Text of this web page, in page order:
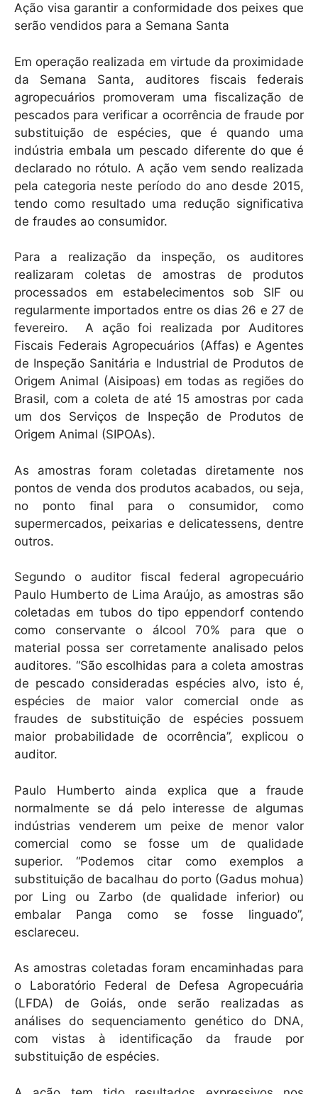
at
A
p
p
c
e
b
o
o
k
ai
Ação visa garantir a conformidade dos peixes que
serão vendidos para a Semana Santa
Em operação realizada em virtude da proximidade
da Semana Santa, auditores fiscais federais
agropecuários promoveram uma fiscalização de
pescados para verificar a ocorrência de fraude por
substituição de espécies, que é quando uma
indústria embala um pescado diferente do que é
declarado no rótulo. A ação vem sendo realizada
pela categoria neste período do ano desde 2015,
tendo como resultado uma redução significativa
de fraudes ao consumidor.
Para a realização da inspeção, os auditores
realizaram coletas de amostras de produtos
processados em estabelecimentos sob SIF ou
regularmente importados entre os dias 26 e 27 de
fevereiro. A ação foi realizada por Auditores
Fiscais Federais Agropecuários (Affas) e Agentes
de Inspeção Sanitária e Industrial de Produtos de
Origem Animal (Aisipoas) em todas as regiões do
Brasil, com a coleta de até 15 amostras por cada
um dos Serviços de Inspeção de Produtos de
Origem Animal (SIPOAs).
As amostras foram coletadas diretamente nos
pontos de venda dos produtos acabados, ou seja,
no ponto final para o consumidor, como
supermercados, peixarias e delicatessens, dentre
outros.
Segundo o auditor fiscal federal agropecuário
Paulo Humberto de Lima Araújo, as amostras são
coletadas em tubos do tipo eppendorf contendo
como conservante o álcool 70% para que o
material possa ser corretamente analisado pelos
auditores. “São escolhidas para a coleta amostras
de pescado consideradas espécies alvo, isto é,
espécies de maior valor comercial onde as
fraudes de substituição de espécies possuem
maior probabilidade de ocorrência”, explicou o
auditor.
Paulo Humberto ainda explica que a fraude
normalmente se dá pelo interesse de algumas
indústrias venderem um peixe de menor valor
comercial como se fosse um de qualidade
superior. “Podemos citar como exemplos a
substituição de bacalhau do porto (Gadus mohua)
por Ling ou Zarbo (de qualidade inferior) ou
embalar Panga como se fosse linguado”,
esclareceu.
As amostras coletadas foram encaminhadas para
o Laboratório Federal de Defesa Agropecuária
(LFDA) de Goiás, onde serão realizadas as
análises do sequenciamento genético do DNA,
com vistas à identificação da fraude por
substituição de espécies.